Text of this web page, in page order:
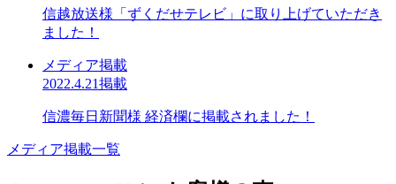
信越放送様「ずくだせテレビ」に取り上げていただき
ました！
メディア掲載
2022.4.21掲載
信濃毎日新聞様 経済欄に掲載されました！
メディア掲載一覧